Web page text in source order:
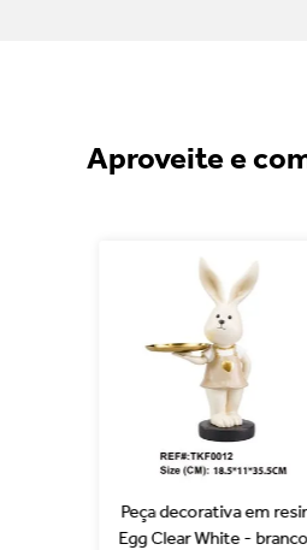
Aproveite e
Peça decorativa em
Egg Clear White -